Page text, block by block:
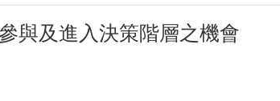
與及進入決策階層之機會